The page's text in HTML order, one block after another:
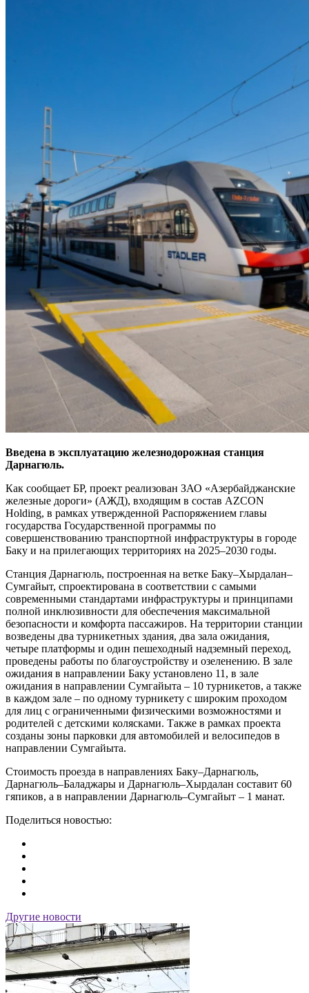
Введена в эксплуатацию железнодорожная станция
Дарнагюль.
Как сообщает БР, проект реализован ЗАО «Азербайджанские
железные дороги» (АЖД), входящим в состав AZCON
Holding, в рамках утвержденной Распоряжением главы
государства Государственной программы по
совершенствованию транспортной инфраструктуры в городе
Баку и на прилегающих территориях на 2025–2030 годы.
Станция Дарнагюль, построенная на ветке Баку–Хырдалан–
Сумгайыт, спроектирована в соответствии с самыми
современными стандартами инфраструктуры и принципами
полной инклюзивности для обеспечения максимальной
безопасности и комфорта пассажиров. На территории станции
возведены два турникетных здания, два зала ожидания,
четыре платформы и один пешеходный надземный переход,
проведены работы по благоустройству и озеленению. В зале
ожидания в направлении Баку установлено 11, в зале
ожидания в направлении Сумгайыта – 10 турникетов, а также
в каждом зале – по одному турникету с широким проходом
для лиц с ограниченными физическими возможностями и
родителей с детскими колясками. Также в рамках проекта
созданы зоны парковки для автомобилей и велосипедов в
направлении Сумгайыта.
Стоимость проезда в направлениях Баку–Дарнагюль,
Дарнагюль–Баладжары и Дарнагюль–Хырдалан составит 60
гяпиков, а в направлении Дарнагюль–Сумгайыт – 1 манат.
Поделиться новостью:
Другие новости